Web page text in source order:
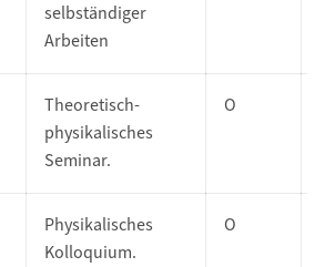
selbständiger
Arbeiten
Theoretisch-
physikalisches
Seminar.
O
Physikalisches
Kolloquium.
O